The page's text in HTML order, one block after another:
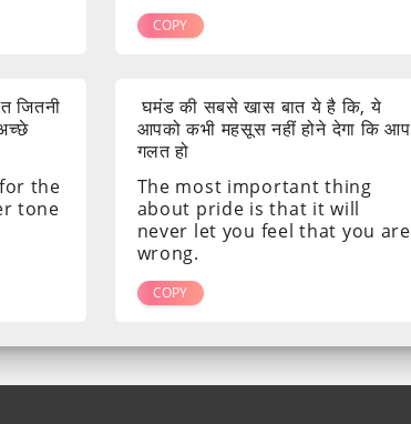
COPY
जितनी
the
tone
घमंड की सबसे खास बात ये है कि, ये
आपको कभी महसूस नहीं होने देगा कि आप
गलत हो
The most important thing
about pride is that it will
never let you feel that you are
wrong.
COPY